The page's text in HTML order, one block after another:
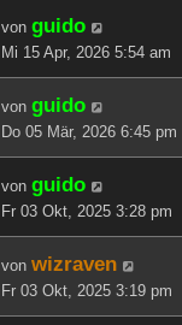
von guido
Mi 15 Apr, 2026 5:54 am
von guido
Do 05 Mär, 2026 6:45 pm
von guido
Fr 03 Okt, 2025 3:28 pm
von wizraven
Fr 03 Okt, 2025 3:19 pm